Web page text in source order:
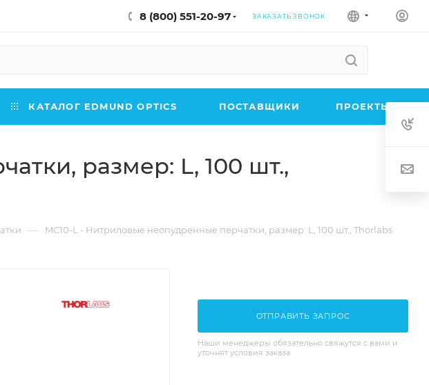
8 (800) 551-20-97 ЗАКАЗАТЬ ЗВОНОК
КАТАЛОГ EDMUND OPTICS ПОСТАВЩИКИ ПРОЕКТЫ
размер: L, 100 шт.,
— MC10-L - Нитриловые неопудренные перчатки, размер: L, 100 шт., Thorlabs
ОТПРАВИТЬ ЗАПРОС
Наши менеджеры обязательно свяжутся с вами и
уточнят условия заказа